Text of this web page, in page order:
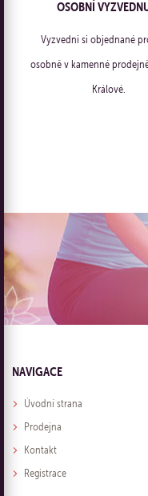
OSOBNÍ
Vyzvedni si objednané
osobně v kamenné
Králové.
NAVIGACE
Úvodní strana
Prodejna
Kontakt
Registrace